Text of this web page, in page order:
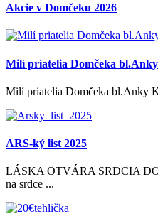
Akcie v Domčeku 2026
Milí priatelia Domčeka
Milí priatelia Domčeka bl.Anky
ARS-ký list 2025
LÁSKA OTVÁRA SRDCIA
na srdce ...